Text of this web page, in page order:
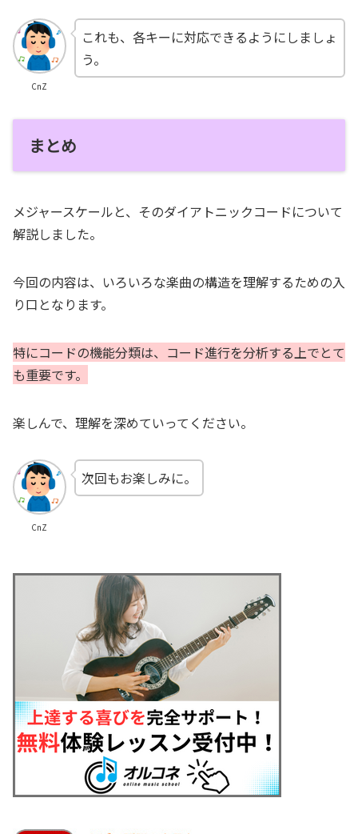
CnZ
これも、各キーに対応できるようにしましょ
う。
まとめ
メジャースケールと、そのダイアトニックコードについて
解説しました。
今回の内容は、いろいろな楽曲の構造を理解するための入
り口となります。
特にコードの機能分類は、コード進行を分析する上でとて
も重要です。
楽しんで、理解を深めていってください。
CnZ
次回もお楽しみに。